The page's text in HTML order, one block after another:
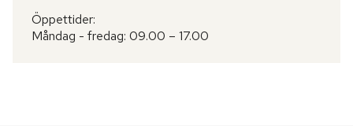
Öppettider:
Måndag - fredag: 09.00 – 17.00